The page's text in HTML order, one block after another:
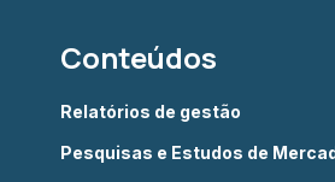
Conteúdos
Relatórios de gestão
Pesquisas e Estudos de